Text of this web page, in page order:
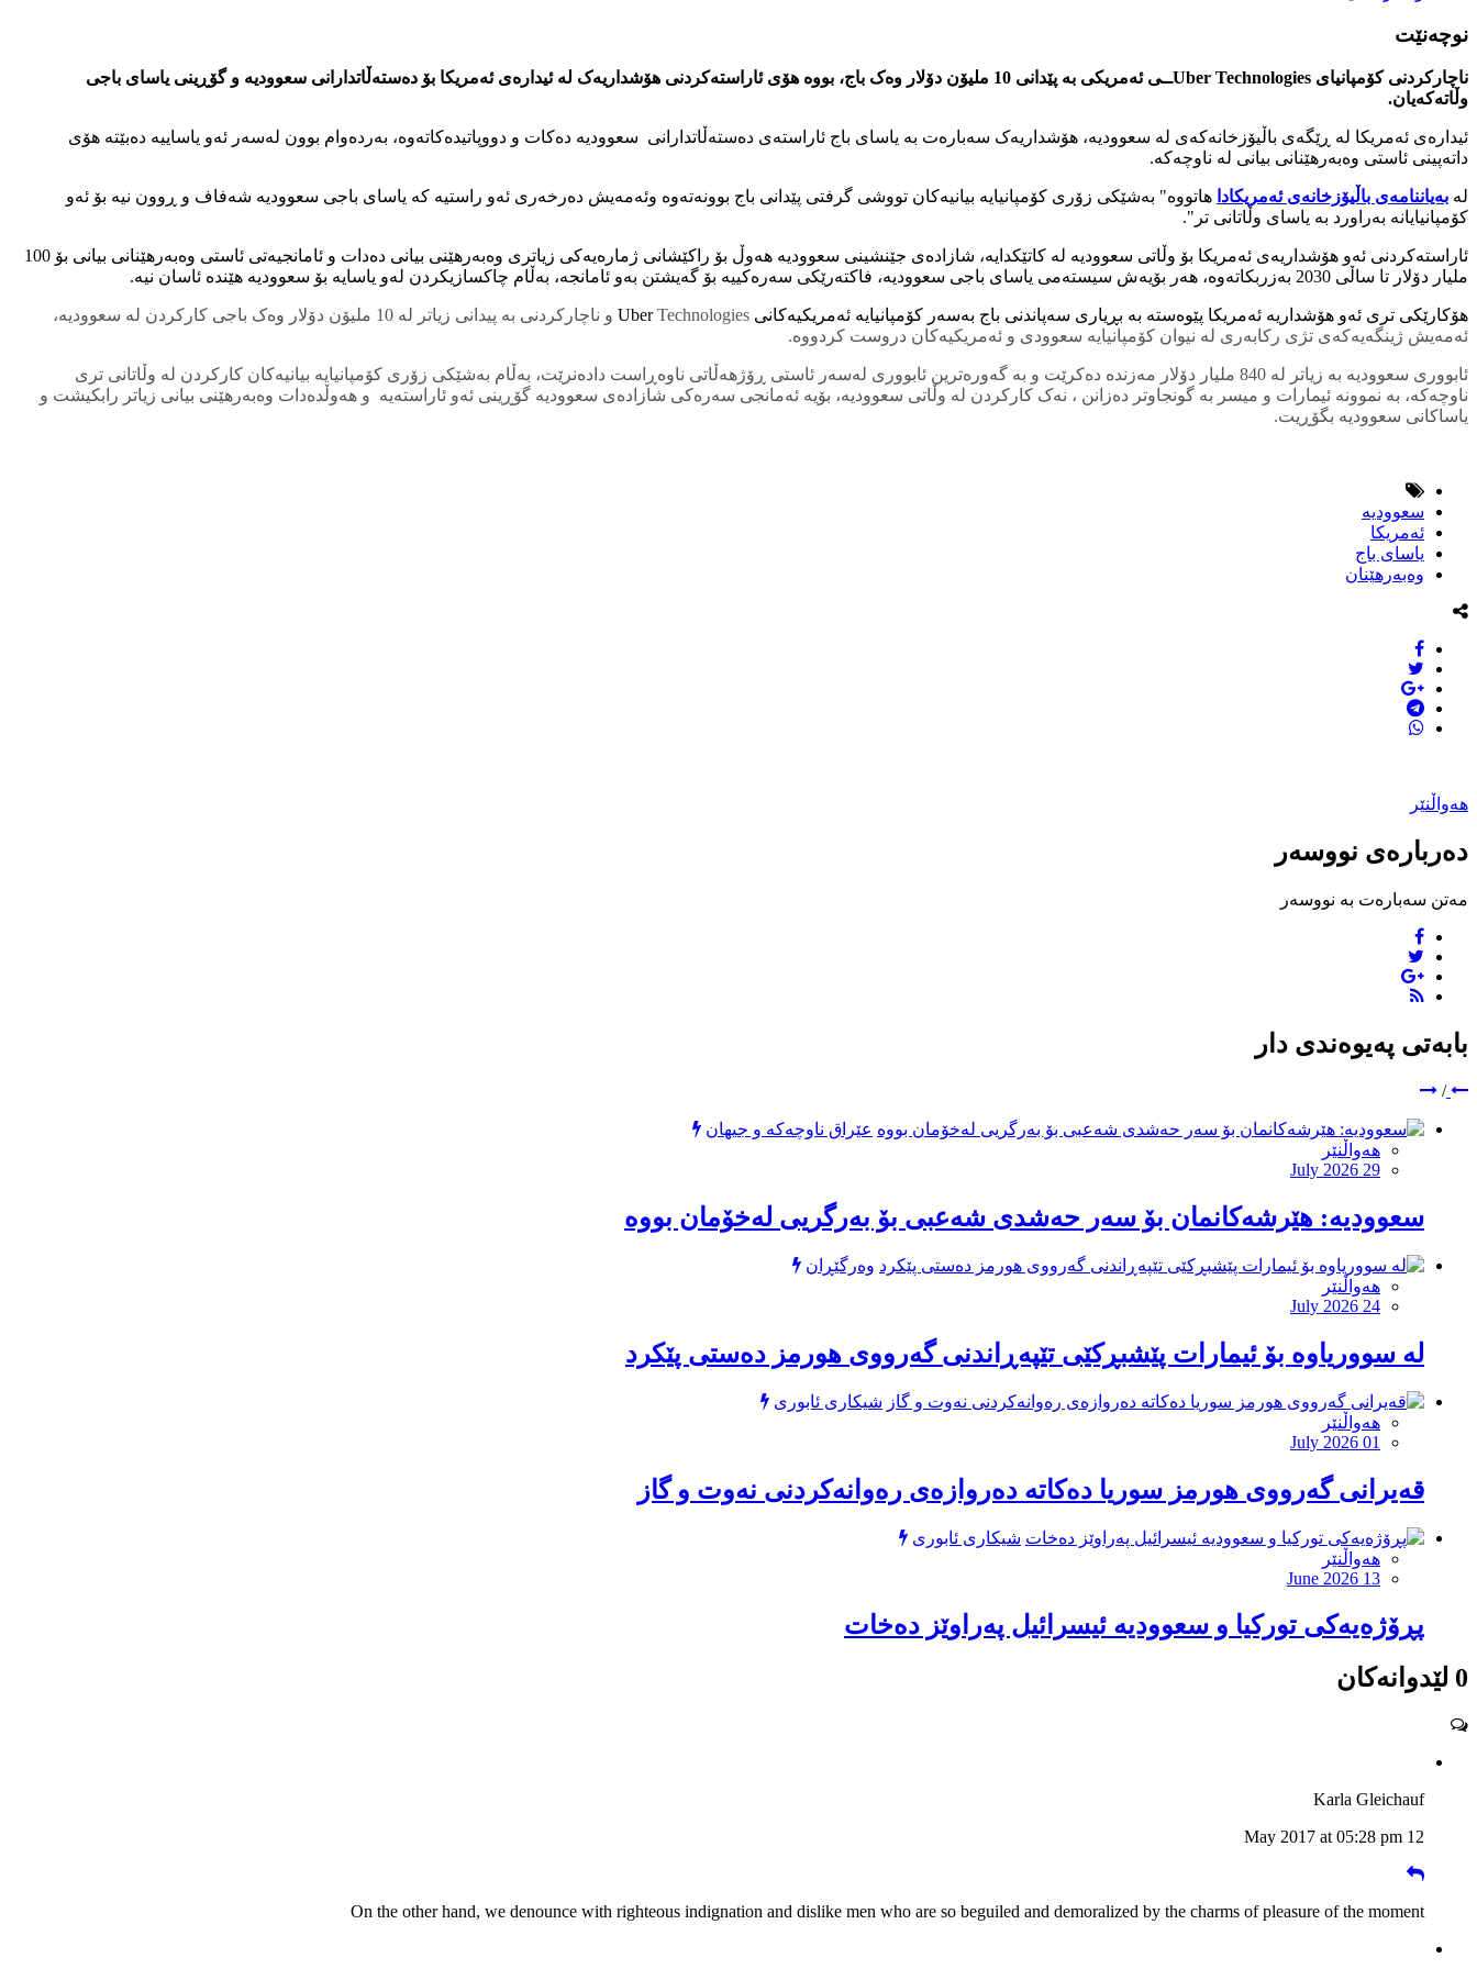
نوچەنێت
ناچارکردنی کۆمپانیای Uber Technologiesــی ئەمریکی بە پێدانی 10 ملیۆن دۆلار وەک باج، بووە هۆی ئاراستەکردنی هۆشداریەک لە ئیدارەی ئەمریکا بۆ دەستەڵاتدارانی سعوودیە و گۆڕینی یاسای باجی
وڵاتەکەیان.
ئیدارەی ئەمریکا لە ڕێگەی باڵیۆزخانەکەی لە سعوودیە، هۆشداریەک سەبارەت بە یاسای باج ئاراستەی دەستەڵاتدارانی سعوودیە دەکات و دووپاتیدەکاتەوە، بەردەوام بوون لەسەر ئەو یاساییە دەبێتە هۆی
داتەپینی ئاستی وەبەرهێنانی بیانی لە ناوچەکە.
لە بەیاننامەی باڵیۆزخانەی ئەمریکادا هاتووە" بەشێکی زۆری کۆمپانیایە بیانیەکان تووشی گرفتی پێدانی باج بوونەتەوە وئەمەیش دەرخەری ئەو راستیە کە یاسای باجی سعوودیە شەفاف و ڕوون نیە بۆ ئەو
کۆمپانیایانە بەراورد بە یاسای وڵاتانی تر".
ئاراستەکردنی ئەو هۆشداریەی ئەمریکا بۆ وڵاتی سعوودیە لە کاتێکدایە، شازادەی جێنشینی سعوودیە هەوڵ بۆ راکێشانی ژمارەیەکی زیاتری وەبەرهێنی بیانی دەدات و ئامانجیەتی ئاستی وەبەرهێنانی بیانی بۆ 100
ملیار دۆلار تا ساڵی 2030 بەزربکاتەوە، هەر بۆیەش سیستەمی یاسای باجی سعوودیە، فاکتەرێکی سەرەکییە بۆ گەیشتن بەو ئامانجە، بەڵام چاکسازیکردن لەو یاسایە بۆ سعوودیە ‌هێندە ئاسان نیە.
هۆکارێکی تری ئەو هۆشداریە ئەمریکا پێوەستە بە بڕیاری سەپاندنی باج بەسەر کۆمپانیایە ئەمریکیەکانی Uber
Technologies و ناچارکردنی بە پیدانی زیاتر لە 10 ملیۆن دۆلار وەک باجی کارکردن لە سعوودیە،
ئەمەیش ژینگەیەکەی تژی رکابەری لە نیوان کۆمپانیایە سعوودی و ئەمریکیەکان دروست کردووە.
ئابووری سعوودیە بە زیاتر لە 840 ملیار دۆلار مەزندە دەکرێت و بە گەورەترین ئابووری لەسەر ئاستی ڕۆژهەڵاتی ناوەڕاست دادەنرێت، بەڵام بەشێکی زۆری کۆمپانیایە بیانیەکان کارکردن لە وڵاتانی تری
ناوچەکە، بە نموونە ئیمارات و میسر بە گونجاوتر دەزانن ، نەک کارکردن لە وڵاتی سعوودیە، بۆیە ئەمانجی سەرەکی شازادەی سعوودیە گۆڕینی ئەو ئاراستەیە و هەوڵدەدات وەبەرهێنی بیانی زیاتر رابکیشت و
یاساکانی سعوودیە بگۆڕیت.
سعوودیە
ئەمریکا
یاسای باج
وەبەرهێنان
هەواڵنێر
دەربارەی نووسەر
مەتن سەبارەت بە نووسەر
بابەتی پەیوەندی دار
/
عێراق ناوچەکە و جیهان
هەواڵنێر
July 2026 29
‏سعوودیە: هێرشەكانمان بۆ سەر حەشدی شەعبی بۆ بەرگریی لەخۆمان بووە
وەرگێڕان
هەواڵنێر
July 2026 24
لە سووریاوە بۆ ئیمارات پێشبڕکێى تێپەڕاندنى گەرووى هورمز دەستى پێکرد
شیکاری ئابوری
هەواڵنێر
July 2026 01
قەیرانی گەرووی هورمز سوریا دەكاتە دەروازەی رەوانەكردنی نەوت و گاز
شیکاری ئابوری
هەواڵنێر
June 2026 13
پڕۆژەیەكی توركیا و سعوودیە ئیسرائیل پەراوێز دەخات
0 لێدوانەکان
Karla Gleichauf
12 May 2017 at 05:28 pm
On the other hand, we denounce with righteous indignation and dislike men who are so beguiled and demoralized by the charms of pleasure of the moment